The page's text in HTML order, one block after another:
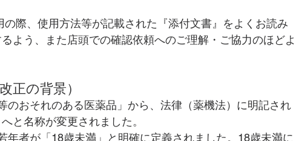
の際、使用方法等が記載された『添付文書』をよくお読み
よう、また店頭での確認依頼へのご理解・ご協力のほどよ
正の背景）
のおそれのある医薬品」から、法律（薬機法）に明記され
と名称が変更されました。
年者が「18歳未満」と明確に定義されました。18歳未満に